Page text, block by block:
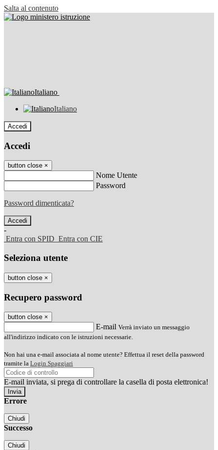
Salta al contenuto
Italiano
Italiano
Accedi
Accedi
button close ×
Nome Utente
Password
Password dimenticata?
-
Entra con SPID Entra con CIE
Seleziona utente
button close ×
Recupero password
button close ×
E-mail Verrà inviato un messaggio
all'indirizzo indicato con le istruzioni necessarie.
Non hai una e-mail associata al nome utente? Effettua il reset della password
tramite la Login Spaggiari
E-mail inviata, si prega di controllare la casella di posta elettronica!
Errore
Chiudi
Successo
Chiudi